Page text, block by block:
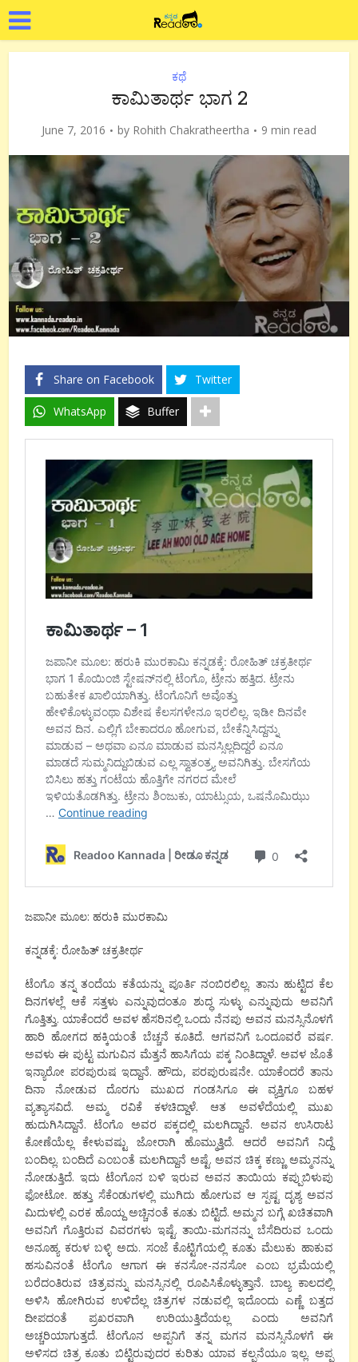
ಕಥೆ
ಕಾಮಿತಾರ್ಥ ಭಾಗ 2
June 7, 2016 by Rohith Chakratheertha 9 min read
Share on Facebook Twitter
WhatsApp Buffer
ಜಪಾನೀ ಮೂಲ: ಹರುಕಿ ಮುರಕಾಮಿ
ಕನ್ನಡಕ್ಕೆ: ರೋಹಿತ್ ಚಕ್ರತೀರ್ಥ
ಟೆಂಗೊ ತನ್ನ ತಂದೆಯ ಕತೆಯನ್ನು ಪೂರ್ತಿ ನಂಬಿರಲಿಲ್ಲ. ತಾನು ಹುಟ್ಟಿದ ಕೆಲ
ದಿನಗಳಲ್ಲೆ ಆಕೆ ಸತ್ತಳು ಎನ್ನುವುದಂತೂ ಶುದ್ಧ ಸುಳ್ಳು ಎನ್ನುವುದು ಅವನಿಗೆ
ಗೊತ್ತಿತ್ತು. ಯಾಕೆಂದರೆ ಅವಳ ಹೆಸರಿನಲ್ಲಿ ಒಂದು ನೆನಪು ಅವನ ಮನಸ್ಸಿನೊಳಗೆ
ಹಾರಿ ಹೋಗದ ಹಕ್ಕಿಯಂತೆ ಬೆಚ್ಚನೆ ಕೂತಿದೆ. ಆಗವನಿಗೆ ಒಂದೂವರೆ ವರ್ಷ.
ಅವಳು ಈ ಪುಟ್ಟ ಮಗುವಿನ ಮೆತ್ತನೆ ಹಾಸಿಗೆಯ ಪಕ್ಕ ನಿಂತಿದ್ದಾಳೆ. ಅವಳ ಜೊತೆ
ಇನ್ಯಾರೋ ಪರಪುರುಷ ಇದ್ದಾನೆ. ಹೌದು, ಪರಪುರುಷನೇ. ಯಾಕೆಂದರೆ ತಾನು
ದಿನಾ ನೋಡುವ ದೊರಗು ಮುಖದ ಗಂಡಸಿಗೂ ಈ ವ್ಯಕ್ತಿಗೂ ಬಹಳ
ವ್ಯತ್ಯಾಸವಿದೆ. ಅಮ್ಮ ರವಿಕೆ ಕಳಚಿದ್ದಾಳೆ. ಆತ ಅವಳೆದೆಯಲ್ಲಿ ಮುಖ
ಹುದುಗಿಸಿದ್ದಾನೆ. ಟೆಂಗೊ ಅವರ ಪಕ್ಕದಲ್ಲಿ ಮಲಗಿದ್ದಾನೆ. ಅವನ ಉಸಿರಾಟ
ಕೋಣೆಯೆಲ್ಲ ಕೇಳುವಷ್ಟು ಜೋರಾಗಿ ಹೊಮ್ಮುತ್ತಿದೆ. ಆದರೆ ಅವನಿಗೆ ನಿದ್ದೆ
ಬಂದಿಲ್ಲ. ಬಂದಿದೆ ಎಂಬಂತೆ ಮಲಗಿದ್ದಾನೆ ಅಷ್ಟೆ. ಅವನ ಚಿಕ್ಕ ಕಣ್ಣು ಅಮ್ಮನನ್ನು
ನೋಡುತ್ತಿದೆ. ಇದು ಟೆಂಗೊನ ಬಳಿ ಇರುವ ಅವನ ತಾಯಿಯ ಕಪ್ಪುಬಿಳುಪು
ಫೋಟೋ. ಹತ್ತು ಸೆಕೆಂಡುಗಳಲ್ಲಿ ಮುಗಿದು ಹೋಗುವ ಆ ಸ್ಪಷ್ಟ ದೃಶ್ಯ ಅವನ
ಮಿದುಳಲ್ಲಿ ಎರಕ ಹೊಯ್ದ ಅಚ್ಚಿನಂತೆ ಕೂತು ಬಿಟ್ಟಿದೆ. ಅಮ್ಮನ ಬಗ್ಗೆ ಖಚಿತವಾಗಿ
ಅವನಿಗೆ ಗೊತ್ತಿರುವ ವಿವರಗಳು ಇಷ್ಟೆ. ತಾಯಿ-ಮಗನನ್ನು ಬೆಸೆದಿರುವ ಒಂದು
ಅನೂಹ್ಯ ಕರುಳ ಬಳ್ಳಿ ಅದು. ಸಂಜೆ ಕೊಟ್ಟಿಗೆಯಲ್ಲಿ ಕೂತು ಮೆಲುಕು ಹಾಕುವ
ಹಸುವಿನಂತೆ ಟೆಂಗೊ ಆಗಾಗ ಈ ಕನಸೋ-ನನಸೋ ಎಂಬ ಭ್ರಮೆಯಲ್ಲಿ
ಬರೆದಂತಿರುವ ಚಿತ್ರವನ್ನು ಮನಸ್ಸಿನಲ್ಲಿ ರೂಪಿಸಿಕೊಳ್ಳುತ್ತಾನೆ. ಬಾಲ್ಯ ಕಾಲದಲ್ಲಿ
ಅಳಿಸಿ ಹೋಗಿರುವ ಉಳಿದೆಲ್ಲ ಚಿತ್ರಗಳ ನಡುವಲ್ಲಿ ಇದೊಂದು ಎಣ್ಣೆ ಬತ್ತದ
ದೀಪದಂತೆ ಪ್ರಖರವಾಗಿ ಉರಿಯುತ್ತಿದೆಯಲ್ಲ ಎಂದು ಅವನಿಗೆ
ಅಚ್ಚರಿಯಾಗುತ್ತದೆ. ಟೆಂಗೊನ ಅಪ್ಪನಿಗೆ ತನ್ನ ಮಗನ ಮನಸ್ಸಿನೊಳಗೆ ಈ
ಅಳಿಸದ ಚಿತ್ರ ಕೂತು ಬಿಟ್ಟಿರುವುದರ ಕುರಿತು ಯಾವ ಕಲ್ಪನೆಯೂ ಇಲ್ಲ. ಅಪ್ಪ